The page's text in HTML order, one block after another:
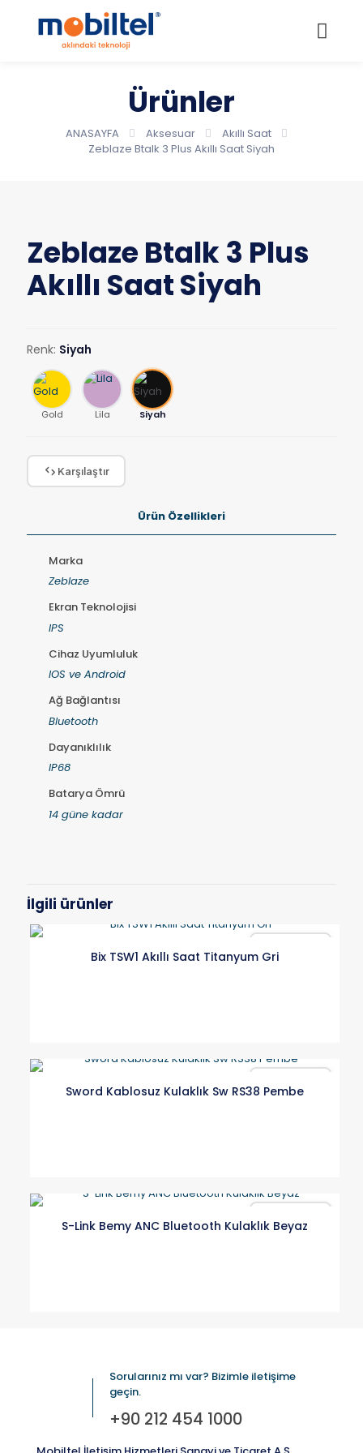
Ürünler
ANASAYFA Aksesuar
Akıllı Saat
Zeblaze Btalk 3 Plus Akıllı Saat Siyah
Zeblaze Btalk 3 Plus
Akıllı Saat Siyah
Renk: Siyah
Gold Lila Siyah
Karşılaştır
Ürün Özellikleri
Marka
Zeblaze
Ekran Teknolojisi
IPS
Cihaz Uyumluluk
IOS ve Android
Ağ Bağlantısı
Bluetooth
Dayanıklılık
IP68
Batarya Ömrü
14 güne kadar
İlgili ürünler
Bix TSW1 Akıllı Saat Titanyum Gri
Sword Kablosuz Kulaklık Sw RS38 Pembe
S-Link Bemy ANC Bluetooth Kulaklık Beyaz
Sorularınız mı var? Bizimle iletişime
geçin.
+90 212 454 1000